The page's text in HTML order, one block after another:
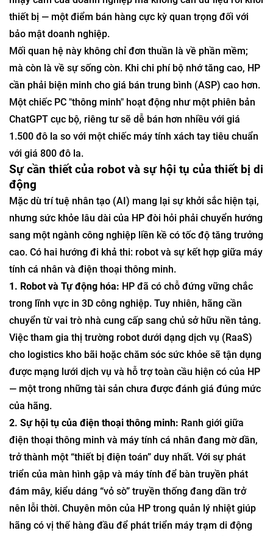
thiết bị — một điểm bán hàng cực kỳ quan trọng đối với
bảo mật doanh nghiệp.
Mối quan hệ này không chỉ đơn thuần là về phần mềm;
mà còn là về sự sống còn. Khi chi phí bộ nhớ tăng cao, HP
cần phải biện minh cho giá bán trung bình (ASP) cao hơn.
Một chiếc PC "thông minh" hoạt động như một phiên bản
ChatGPT cục bộ, riêng tư sẽ dễ bán hơn nhiều với giá
1.500 đô la so với một chiếc máy tính xách tay tiêu chuẩn
với giá 800 đô la.
Sự cần thiết của robot và sự hội tụ của thiết bị di
động
Mặc dù trí tuệ nhân tạo (AI) mang lại sự khởi sắc hiện tại,
nhưng sức khỏe lâu dài của HP đòi hỏi phải chuyển hướng
sang một ngành công nghiệp liền kề có tốc độ tăng trưởng
cao. Có hai hướng đi khả thi: robot và sự kết hợp giữa máy
tính cá nhân và điện thoại thông minh.
1. Robot và Tự động hóa: HP đã có chỗ đứng vững chắc
trong lĩnh vực in 3D công nghiệp. Tuy nhiên, hãng cần
chuyển từ vai trò nhà cung cấp sang chủ sở hữu nền tảng.
Việc tham gia thị trường robot dưới dạng dịch vụ (RaaS)
cho logistics kho bãi hoặc chăm sóc sức khỏe sẽ tận dụng
được mạng lưới dịch vụ và hỗ trợ toàn cầu hiện có của HP
— một trong những tài sản chưa được đánh giá đúng mức
của hãng.
2. Sự hội tụ của điện thoại thông minh: Ranh giới giữa
điện thoại thông minh và máy tính cá nhân đang mờ dần,
trở thành một “thiết bị điện toán” duy nhất. Với sự phát
triển của màn hình gập và máy tính để bàn truyền phát
đám mây, kiểu dáng “vỏ sò” truyền thống đang dần trở
nên lỗi thời. Chuyên môn của HP trong quản lý nhiệt giúp
hãng có vị thế hàng đầu để phát triển máy trạm di động